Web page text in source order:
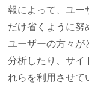
報によって、ユー
だけ省くように努
ユーザーの方々が
分析したり、サイ
れらを利用させて